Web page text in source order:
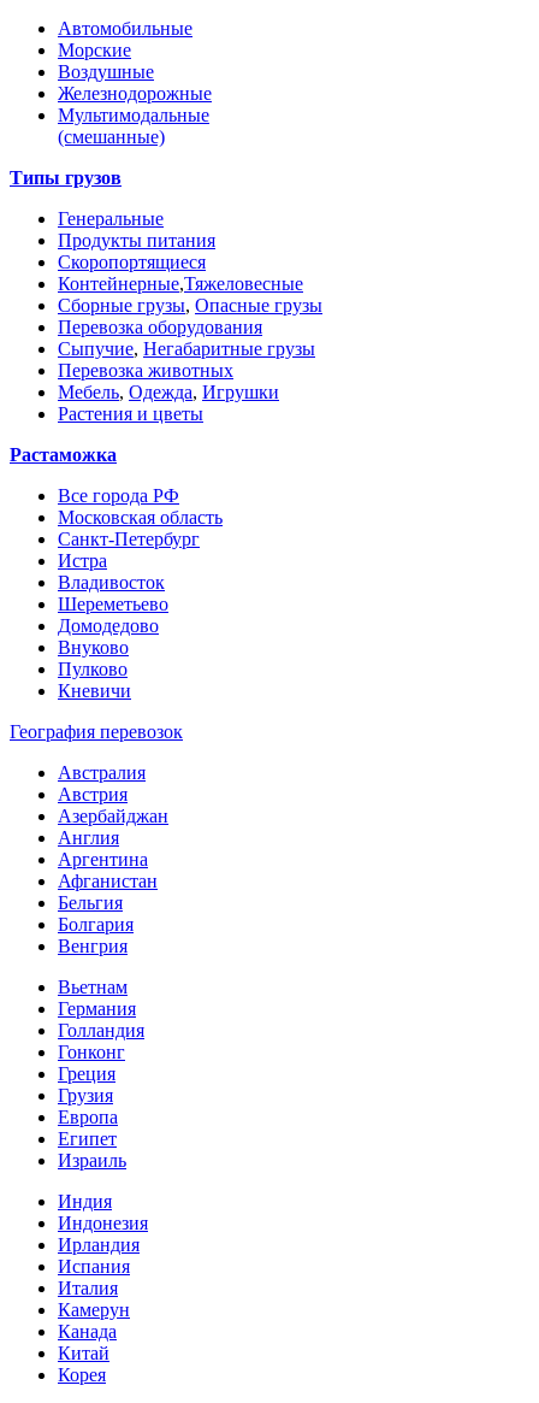
Автомобильные
Морские
Воздушные
Железнодорожные
Мультимодальные
(смешанные)
Типы грузов
Генеральные
Продукты питания
Скоропортящиеся
Контейнерные,Тяжеловесные
Сборные грузы, Опасные грузы
Перевозка оборудования
Сыпучие, Негабаритные грузы
Перевозка животных
Мебель, Одежда, Игрушки
Растения и цветы
Растаможка
Все города РФ
Московская область
Санкт-Петербург
Истра
Владивосток
Шереметьево
Домодедово
Внуково
Пулково
Кневичи
География перевозок
Австралия
Австрия
Азербайджан
Англия
Аргентина
Афганистан
Бельгия
Болгария
Венгрия
Вьетнам
Германия
Голландия
Гонконг
Греция
Грузия
Европа
Египет
Израиль
Индия
Индонезия
Ирландия
Испания
Италия
Камерун
Канада
Китай
Корея